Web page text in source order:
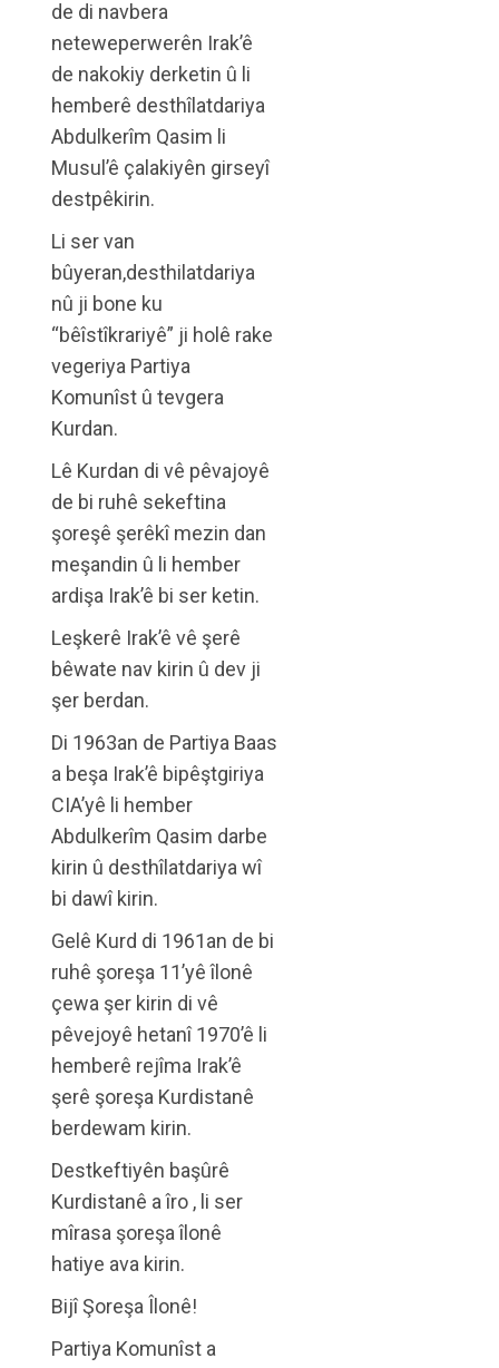
de di navbera
neteweperwerên Irak’ê
de nakokiy derketin û li
hemberê desthîlatdariya
Abdulkerîm Qasim li
Musul’ê çalakiyên girseyî
destpêkirin.
Li ser van
bûyeran,desthilatdariya
nû ji bone ku
“bêîstîkrariyê” ji holê rake
vegeriya Partiya
Komunîst û tevgera
Kurdan.
Lê Kurdan di vê pêvajoyê
de bi ruhê sekeftina
şoreşê şerêkî mezin dan
meşandin û li hember
ardişa Irak’ê bi ser ketin.
Leşkerê Irak’ê vê şerê
bêwate nav kirin û dev ji
şer berdan.
Di 1963an de Partiya Baas
a beşa Irak’ê bipêştgiriya
CIA’yê li hember
Abdulkerîm Qasim darbe
kirin û desthîlatdariya wî
bi dawî kirin.
Gelê Kurd di 1961an de bi
ruhê şoreşa 11’yê îlonê
çewa şer kirin di vê
pêvejoyê hetanî 1970’ê li
hemberê rejîma Irak’ê
şerê şoreşa Kurdistanê
berdewam kirin.
Destkeftiyên başûrê
Kurdistanê a îro , li ser
mîrasa şoreşa îlonê
hatiye ava kirin.
Bijî Şoreşa Îlonê!
Partiya Komunîst a